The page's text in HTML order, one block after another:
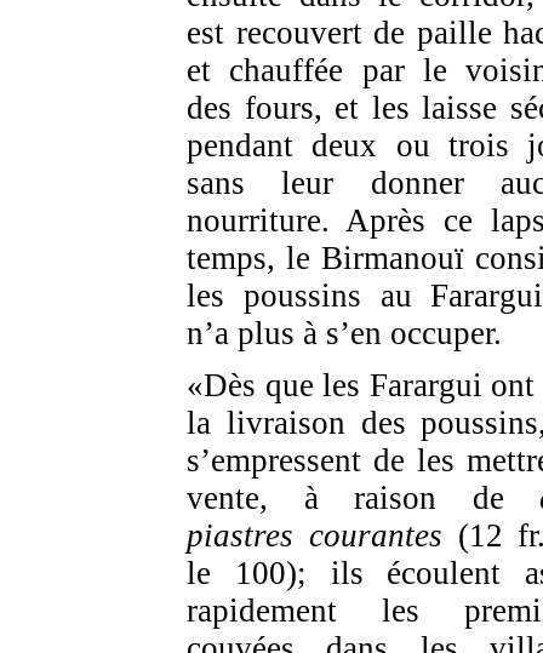
est recouvert de paille
et chauffée par le
des fours, et les laisse
pendant deux ou trois
sans leur donner
nourriture. Après ce
temps, le Birmanouï
les poussins au
n’a plus à s’en occuper.
«Dès que les Farargui
la livraison des
s’empressent de les
vente, à raison de
piastres courantes (12
le 100); ils écoulent
rapidement les